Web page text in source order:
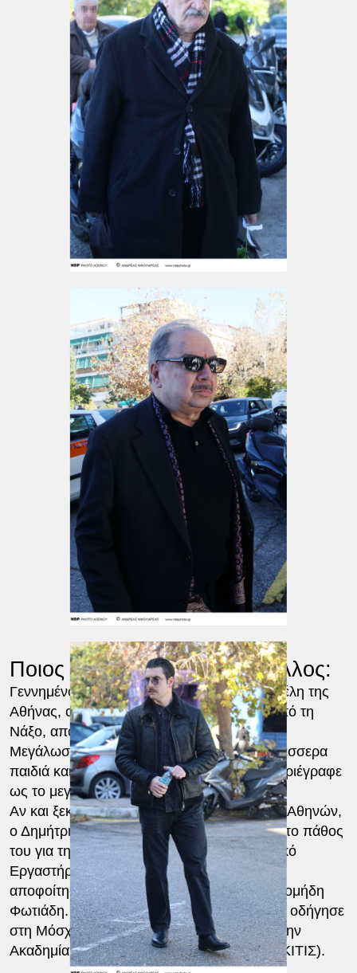
Ποιος ήταν ο Δημήτρης Ήμελλος:
Γεννημένος στις 12 Ιουνίου 1967 στην Κυψέλη της
Αθήνας, ο Δημήτρης Ήμελλος καταγόταν από τη
Νάξο, από τα χωριά Φιλώτι και Απείρανθο.
Μεγάλωσε σε μια πολυμελή οικογένεια με τέσσερα
παιδιά και είχε έναν γιο, τον οποίο πάντα περιέγραφε
ως το μεγαλύτερο δώρο της ζωής του.
Αν και ξεκίνησε σπουδές στη Νομική Σχολή Αθηνών,
ο Δημήτρης Ήμελλος σύντομα ακολούθησε το πάθος
του για την υποκριτική. Φοίτησε στο Θεατρικό
Εργαστήρι του Βασίλη Διαμαντόπουλου και
αποφοίτησε από τη Δραματική Σχολή του Διομήδη
Φωτιάδη. Η καλλιτεχνική του αναζήτηση τον οδήγησε
στη Μόσχα, όπου σπούδασε σκηνοθεσία στην
Ακαδημία Θεατρικής Τέχνης της Μόσχας (ΓΚΙΤΙΣ).